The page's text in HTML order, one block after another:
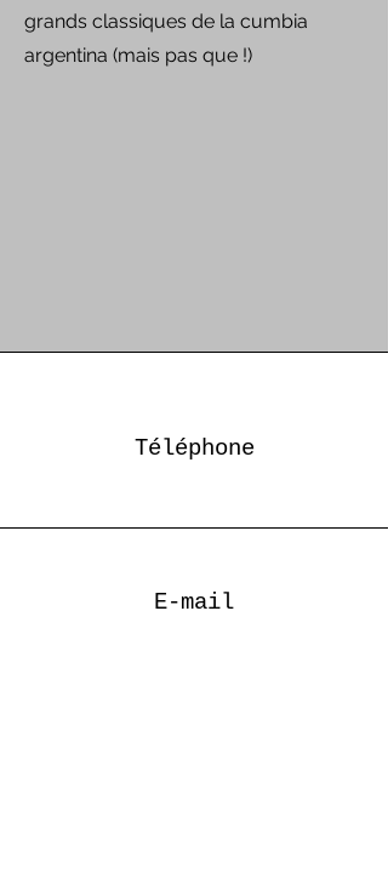
grands classiques de la cumbia
argentina (mais pas que !)
Téléphone
E-mail